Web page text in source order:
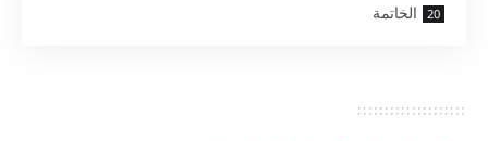
الخاتمة